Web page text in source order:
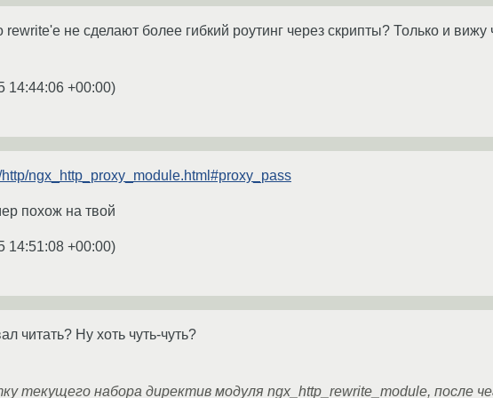
не сделают более гибкий роутинг через скрипты? Только и вижу
14:44:06 +00:00)
ngx_http_proxy_module.html#proxy_pass
похож на твой
14:51:08 +00:00)
читать? Ну хоть чуть-чуть?
текущего набора директив модуля ngx_http_rewrite_module, после